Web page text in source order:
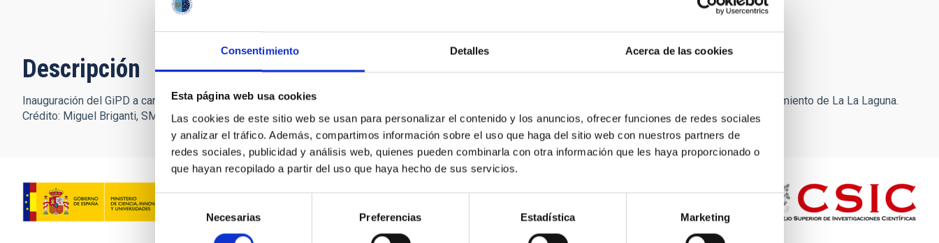
Consentimiento Detalles Acerca de las cookies
Esta página web usa cookies
Las cookies de este sitio web se usan para personalizar el contenido y los anuncios, ofrecer funciones de redes sociales
y analizar el tráfico. Además, compartimos información sobre el uso que haga del sitio web con nuestros partners de
redes sociales, publicidad y análisis web, quienes pueden combinarla con otra información que les haya proporcionado o
que hayan recopilado a partir del uso que haya hecho de sus servicios.
Selección
consentimiento
Necesarias Preferencias Estadística Marketing
Descripción
Inauguración del GiPD a cargo de Rafael Rebolo, director del IAC; Carlos Alonso, presidente del Cabildo de Tenerife; y José Alberto Díaz, alcalde del Ayuntamiento de La La Laguna.
Crédito: Miguel Briganti, SMM (IAC).